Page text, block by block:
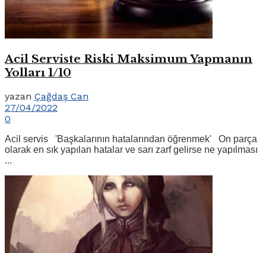
Acil Serviste Riski Maksimum Yapmanın
Yolları 1/10
yazan Çağdaş Can
27/04/2022
0
Acil servis 'Başkalarının hatalarından öğrenmek' On parça
olarak en sık yapılan hatalar ve sarı zarf gelirse ne yapılması
...